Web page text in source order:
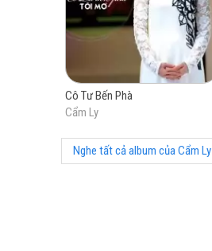
Cô Tư Bến Phà
Cẩm Ly
Nghe tất cả album của Cẩm Ly